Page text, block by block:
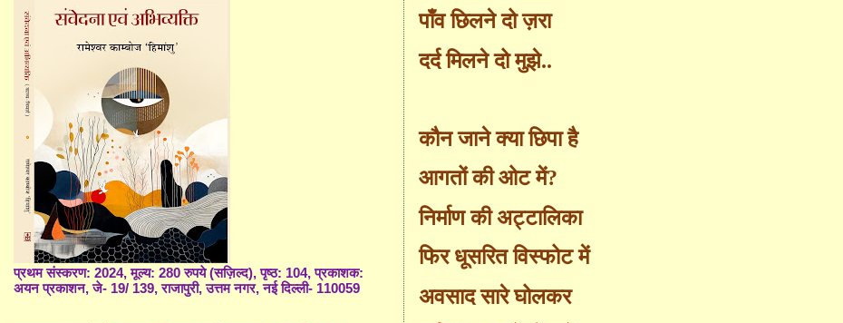
पाँव छिलने दो ज़रा
दर्द मिलने दो मुझे..
कौन जाने क्या छिपा है
आगतों की ओट में?
निर्माण की अट्टालिका
फिर धूसरित विस्फोट में
अवसाद सारे घोलकर
प्रथम संस्करण: 2024, मूल्य: 280 रुपये (सज़िल्द), पृष्ठ: 104, प्रकाशक:
अयन प्रकाशन, जे- 19/ 139, राजापुरी, उत्तम नगर, नई दिल्ली- 110059